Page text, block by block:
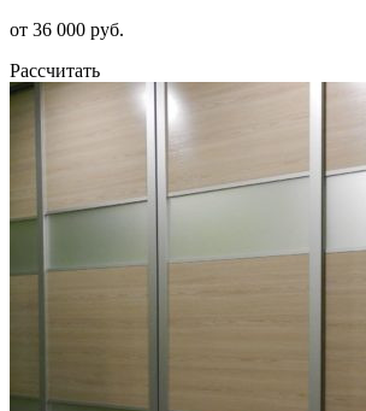
от 36 000 руб.
Рассчитать